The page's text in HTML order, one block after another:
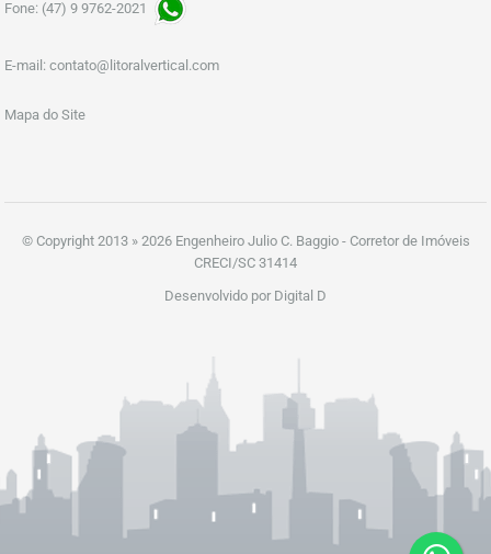
Fone: (47) 9 9762-2021
E-mail: contato@litoralvertical.com
Mapa do Site
© Copyright 2013 » 2026 Engenheiro Julio C. Baggio - Corretor de Imóveis
CRECI/SC 31414
Desenvolvido por Digital D